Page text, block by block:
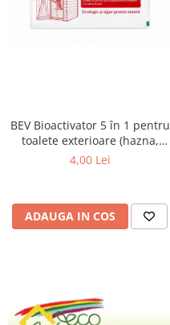
BEV Bioactivator 5 în 1 pentru
toalete exterioare (hazna,
closet, etc), o doză, 25g
4,00 Lei
ADAUGA IN COS